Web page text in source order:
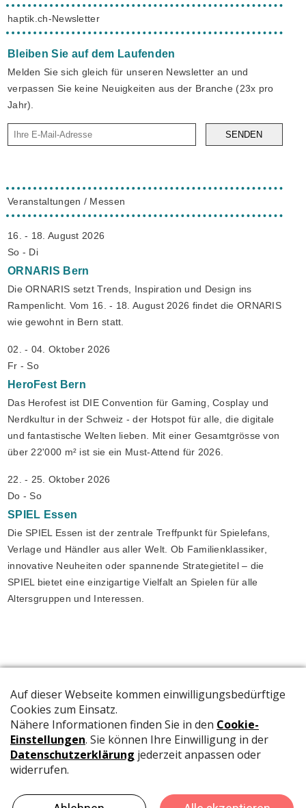
haptik.ch-Newsletter
Bleiben Sie auf dem Laufenden
Melden Sie sich gleich für unseren Newsletter an und
verpassen Sie keine Neuigkeiten aus der Branche (23x pro
Jahr).
SENDEN
Veranstaltungen / Messen
16. - 18. August 2026
So - Di
ORNARIS Bern
Die ORNARIS setzt Trends, Inspiration und Design ins
Rampenlicht. Vom 16. - 18. August 2026 findet die ORNARIS
wie gewohnt in Bern statt.
02. - 04. Oktober 2026
Fr - So
HeroFest Bern
Das Herofest ist DIE Convention für Gaming, Cosplay und
Nerdkultur in der Schweiz - der Hotspot für alle, die digitale
und fantastische Welten lieben. Mit einer Gesamtgrösse von
über 22'000 m² ist sie ein Must-Attend für 2026.
22. - 25. Oktober 2026
Do - So
SPIEL Essen
Die SPIEL Essen ist der zentrale Treffpunkt für Spielefans,
Verlage und Händler aus aller Welt. Ob Familienklassiker,
innovative Neuheiten oder spannende Strategietitel – die
SPIEL bietet eine einzigartige Vielfalt an Spielen für alle
Altersgruppen und Interessen.
Die offizielle Publikation der Schweizer Papeterien informiert